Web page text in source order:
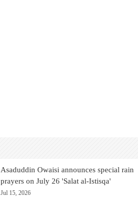
Asaduddin Owaisi announces special rain
prayers on July 26 'Salat al-Istisqa'
Jul 15, 2026